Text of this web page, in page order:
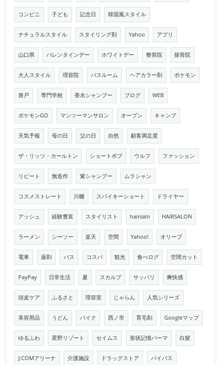
コンビニ 子ども 記念日 韓国風スタイル
ナチュラルスタイル スタイリング剤 Yahoo アプリ
山口県 バレンタインデー ホワイトデー 整骨院 接骨院
大人スタイル 理容院 バスルーム ヘアカラー剤 ポケモン
唐戸 専門学校 香水シャンプー ブログ WEB
ポケモンGO マンツーマンサロン オープン キャンプ
天気予報 母の日 父の日 自然 顧客満足度
ザ・リッツ・カールトン ショートボブ ウルフ ファッション
リピート 無造作 紫シャンプー ムラシャン
コスメストレート 川棚 スパイキーショート ドライヤー
アッシュ 経験豊富 スタイリスト hairsaln HAIRSALON
ラーメン シーソー 楽天 空間 Yahoo! オリーブ
電車 薬剤 バス コスパ 観光 食べログ 空間カット
PayPay 日常生活 夏 スカルプ サッパリ 爽快感
頭皮ケア ふるさと 理容室 じゃらん 人気シリーズ
美容用品 うどん バイク 西ノ市 育毛剤 Googleマップ
ゆるふわ 星野リゾート セイムス 形状記憶パーマ 白髪
J:COMアリーナ 介護施設 ドラッグストア バイパス